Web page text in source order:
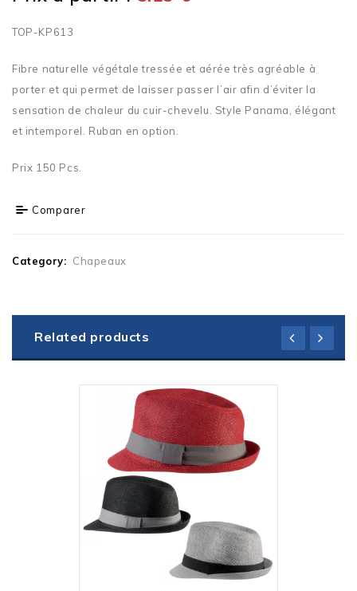
TOP-KP613
Fibre naturelle végétale tressée et aérée très agréable à
porter et qui permet de laisser passer l’air afin d’éviter la
sensation de chaleur du cuir-chevelu. Style Panama, élégant
et intemporel. Ruban en option.
Prix 150 Pcs.
Comparer
Category: Chapeaux
Related products